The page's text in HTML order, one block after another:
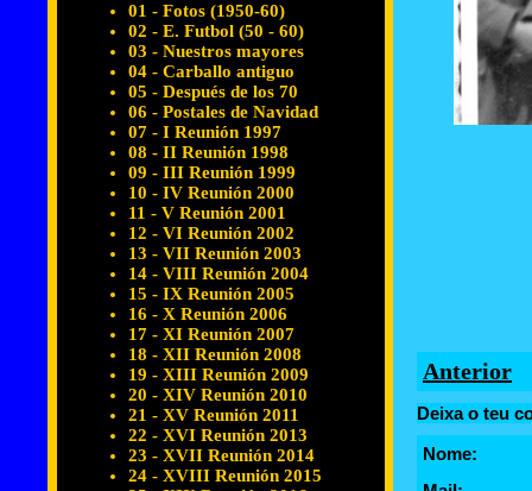
01 - Fotos (1950-60)
02 - E. Futbol (50 - 60)
03 - Nuestros mayores
04 - Carballo antiguo
05 - Después de los 70
06 - Postales de Navidad
07 - I Reunión 1997
08 - II Reunión 1998
09 - III Reunión 1999
10 - IV Reunión 2000
11 - V Reunión 2001
12 - VI Reunión 2002
13 - VII Reunión 2003
14 - VIII Reunión 2004
15 - IX Reunión 2005
16 - X Reunión 2006
17 - XI Reunión 2007
18 - XII Reunión 2008
19 - XIII Reunión 2009
20 - XIV Reunión 2010
21 - XV Reunión 2011
22 - XVI Reunión 2013
23 - XVII Reunión 2014
24 - XVIII Reunión 2015
Anterior
Deixa o teu
Nome: